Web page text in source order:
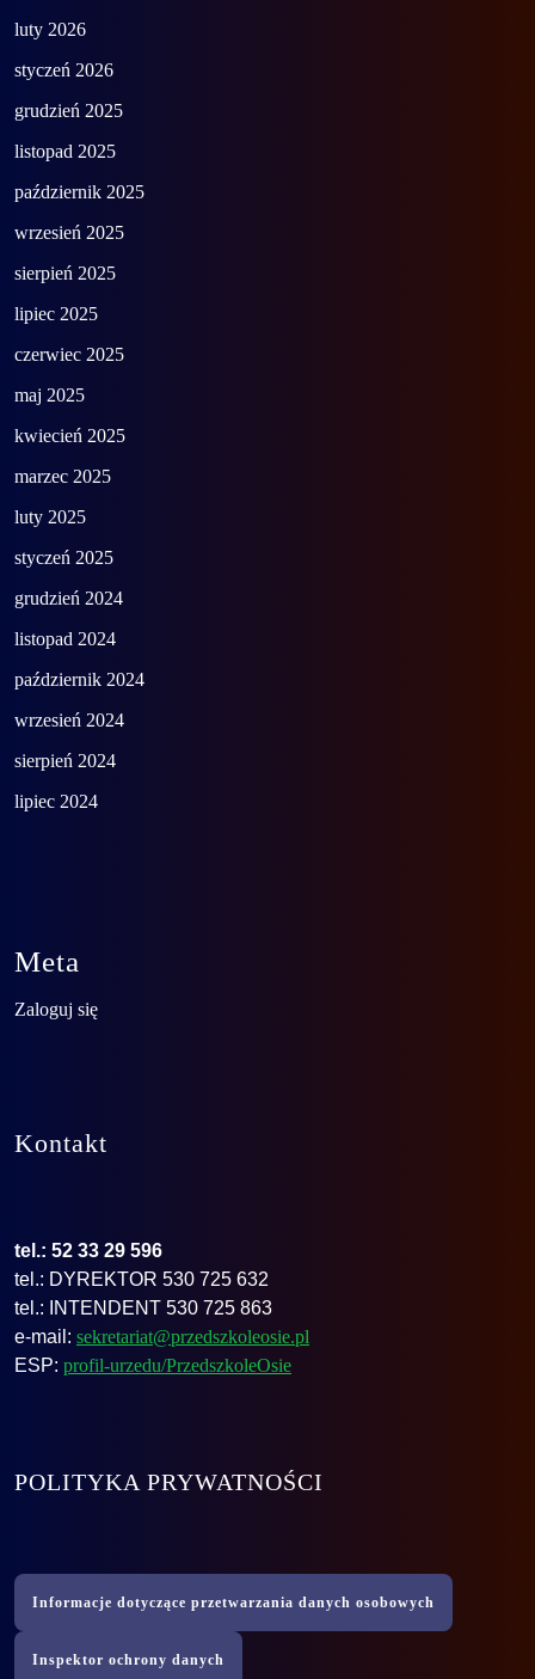
luty 2026
styczeń 2026
grudzień 2025
listopad 2025
październik 2025
wrzesień 2025
sierpień 2025
lipiec 2025
czerwiec 2025
maj 2025
kwiecień 2025
marzec 2025
luty 2025
styczeń 2025
grudzień 2024
listopad 2024
październik 2024
wrzesień 2024
sierpień 2024
lipiec 2024
Meta
Zaloguj się
Kontakt
tel.: 52 33 29 596
tel.: DYREKTOR 530 725 632
tel.: INTENDENT 530 725 863
e-mail: sekretariat@przedszkoleosie.pl
ESP: profil-urzedu/PrzedszkoleOsie
POLITYKA PRYWATNOŚCI
Informacje dotyczące przetwarzania danych osobowych
Inspektor ochrony danych